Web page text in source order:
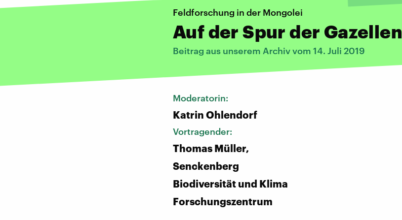
Feldforschung in der Mongolei
Auf der Spur der Gazellen
Beitrag aus unserem Archiv vom 14. Juli 2019
Moderatorin:
Katrin Ohlendorf
Vortragender:
Thomas Müller,
Senckenberg
Biodiversität und Klima
Forschungszentrum